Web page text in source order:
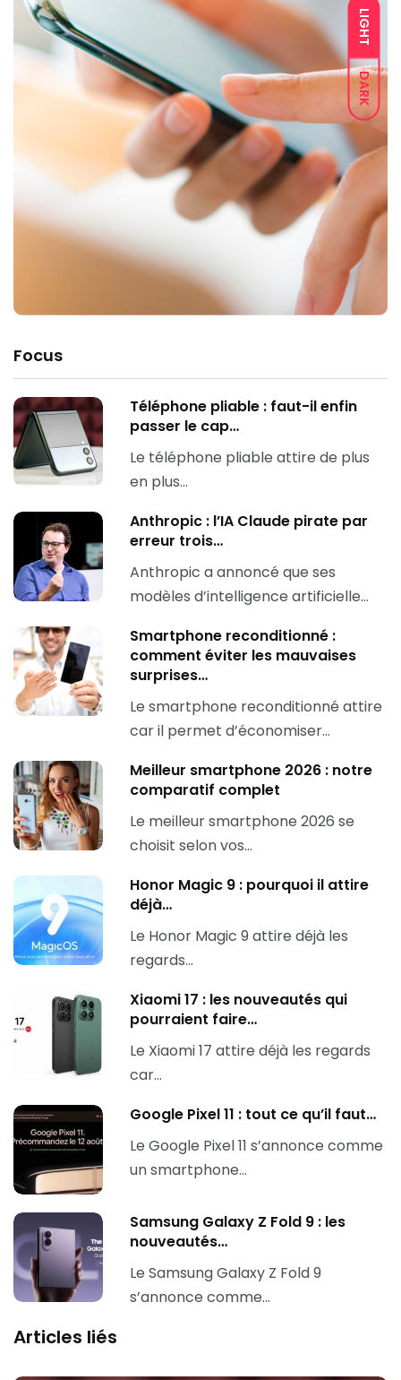
LIGHT
DARK
Focus
Téléphone pliable : faut-il enfin
passer le cap…
Le téléphone pliable attire de plus
en plus…
Anthropic : l’IA Claude pirate par
erreur trois…
Anthropic a annoncé que ses
modèles d’intelligence artificielle…
Smartphone reconditionné :
comment éviter les mauvaises
surprises…
Le smartphone reconditionné attire
car il permet d’économiser…
Meilleur smartphone 2026 : notre
comparatif complet
Le meilleur smartphone 2026 se
choisit selon vos…
Honor Magic 9 : pourquoi il attire
déjà…
Le Honor Magic 9 attire déjà les
regards…
Xiaomi 17 : les nouveautés qui
pourraient faire…
Le Xiaomi 17 attire déjà les regards
car…
Google Pixel 11 : tout ce qu’il faut…
Le Google Pixel 11 s’annonce comme
un smartphone…
Samsung Galaxy Z Fold 9 : les
nouveautés…
Le Samsung Galaxy Z Fold 9
s’annonce comme…
Articles liés